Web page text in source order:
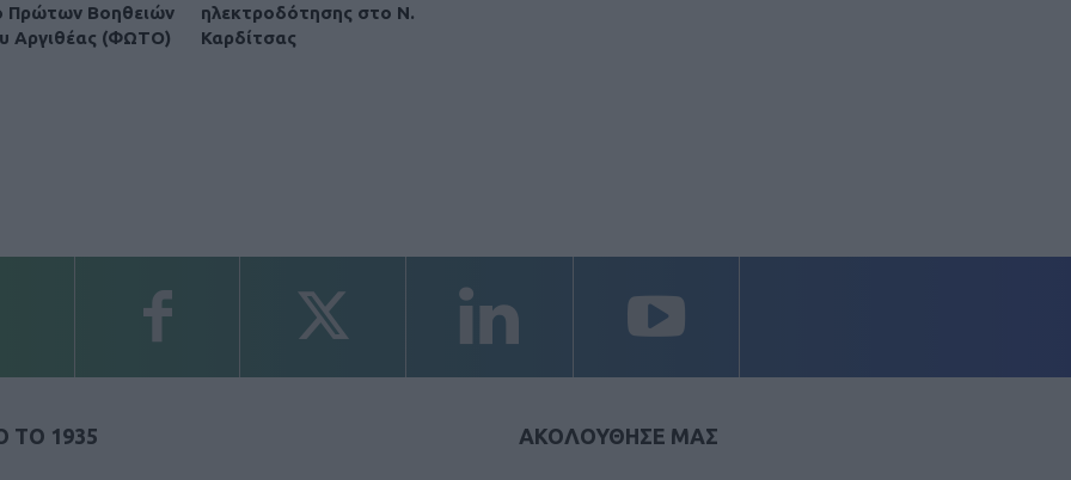
Πρώτων Βοηθειών
Αργιθέας (ΦΩΤΟ)
ηλεκτροδότησης στο Ν.
Καρδίτσας
ΤΟ 1935 ΑΚΟΛΟΥΘΗΣΕ ΜΑΣ